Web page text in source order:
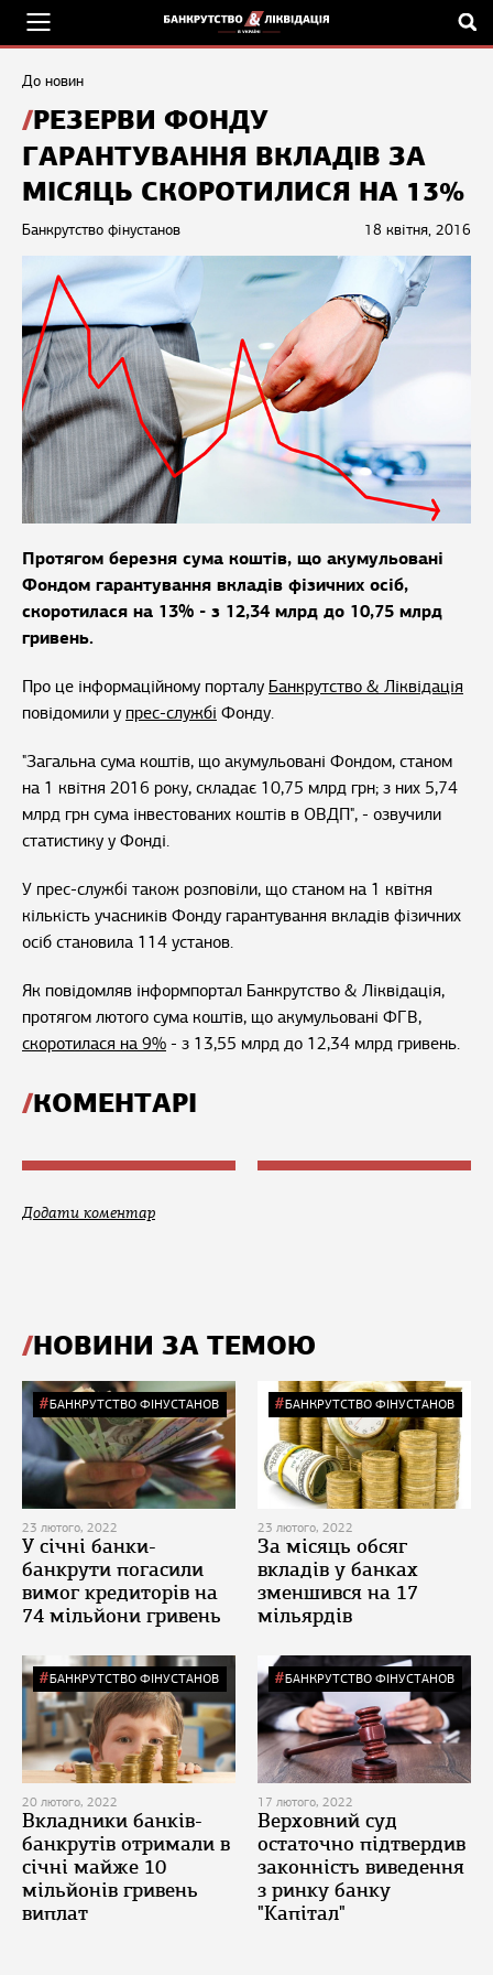
До новин
РЕЗЕРВИ ФОНДУ
ГАРАНТУВАННЯ ВКЛАДІВ ЗА
МІСЯЦЬ СКОРОТИЛИСЯ НА 13%
18 квітня, 2016
Банкрутство фінустанов
Протягом березня сума коштів, що акумульовані
Фондом гарантування вкладів фізичних осіб,
скоротилася на 13% - з 12,34 млрд до 10,75 млрд
гривень.
Про це інформаційному порталу Банкрутство & Ліквідація
повідомили у прес-службі Фонду.
"Загальна сума коштів, що акумульовані Фондом, станом
на 1 квітня 2016 року, складає 10,75 млрд грн; з них 5,74
млрд грн сума інвестованих коштів в ОВДП", - озвучили
статистику у Фонді.
У прес-службі також розповіли, що станом на 1 квітня
кількість учасників Фонду гарантування вкладів фізичних
осіб становила 114 установ.
Як повідомляв інформпортал Банкрутство & Ліквідація,
протягом лютого сума коштів, що акумульовані ФГВ,
скоротилася на 9% - з 13,55 млрд до 12,34 млрд гривень.
КОМЕНТАРІ
Додати коментар
НОВИНИ ЗА ТЕМОЮ
БАНКРУТСТВО ФІНУСТАНОВ
23 лютого, 2022
У січні банки-
банкрути погасили
вимог кредиторів на
74 мільйони гривень
БАНКРУТСТВО ФІНУСТАНОВ
23 лютого, 2022
За місяць обсяг
вкладів у банках
зменшився на 17
мільярдів
БАНКРУТСТВО ФІНУСТАНОВ
20 лютого, 2022
Вкладники банків-
банкрутів отримали в
січні майже 10
мільйонів гривень
виплат
БАНКРУТСТВО ФІНУСТАНОВ
17 лютого, 2022
Верховний суд
остаточно підтвердив
законність виведення
з ринку банку
"Капітал"